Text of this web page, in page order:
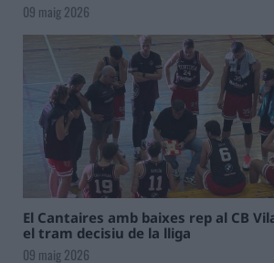
09 maig 2026
El Cantaires amb baixes rep al CB
el tram decisiu de la lliga
09 maig 2026